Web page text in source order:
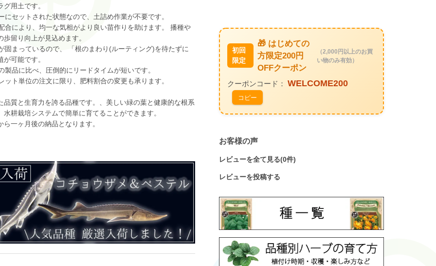
グ用土です。
にセットされた状態なので、土詰め作業が不要です。
合により、均一な気相がより良い苗作りを助けます。 播種や
歩留り向上が見込めます。
固まっているので、 「根のまわり(ルーティング)を待たずに
が可能です。
製品に比べ、圧倒的にリードタイムが短いです。
ット単位の注文に限り、肥料割合の変更も承ります。
品質と生育力を誇る品種です。、美しい緑の葉と健康的な根系
水耕栽培システムで簡単に育てることができます。
一ヶ月後の納品となります。
初回
限定
🎁 はじめての
方限定200円
OFFクーポン
（2,000円以上のお買
い物のみ有効）
クーポンコード： WELCOME200
コピー
お客様の声
レビューを全て見る(0件)
レビューを投稿する